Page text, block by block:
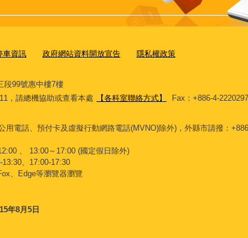
車資訊 政府網站資料開放宣告 隱私權政策
段99號惠中樓7樓
，請總機協助或查看本處
【各科室聯絡方式】
Fax：+886-4-
用電話、預付卡及虛擬行動網路電話(MVNO)除外)，外縣市請撥：
、 13:00～17:00 (國定假日除外)
、17:00-17:30
、Edge等瀏覽器瀏覽
年8月5日